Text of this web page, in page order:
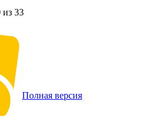
из 33
Полная версия